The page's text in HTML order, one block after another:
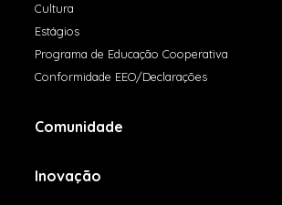
Cultura
Estágios
Programa de Educação Cooperativa
Conformidade EEO/Declarações
Comunidade
Inovação